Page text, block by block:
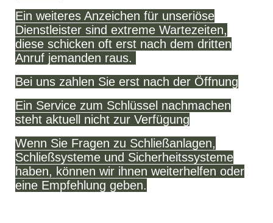
Ein weiteres Anzeichen für unseriöse
Dienstleister sind extreme Wartezeiten,
diese schicken oft erst nach dem dritten
Anruf jemanden raus.
Bei uns zahlen Sie erst nach der Öffnung
Ein Service zum Schlüssel nachmachen
steht aktuell nicht zur Verfügung
Wenn Sie Fragen zu Schließanlagen,
Schließsysteme und Sicherheitssysteme
haben, können wir ihnen weiterhelfen oder
eine Empfehlung geben.